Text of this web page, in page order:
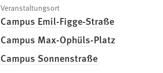
Veranstaltungsort
Campus Emil-Figge-Straße
Campus Max-Ophüls-Platz
Campus Sonnenstraße